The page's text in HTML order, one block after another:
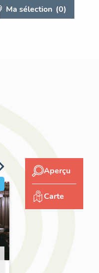
Ma sélection (0)
Aperçu
Carte